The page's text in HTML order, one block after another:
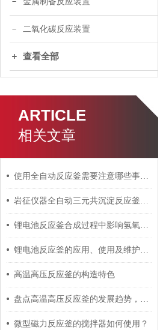
二氧化碳反应装置
查看全部
ARTICLE
相关文章
使用全自动反应釜需要注意哪些事项？
岩征仪器全自动三元共沉淀反应釜工作原理
锂电池反应釜合成过程中影响氢氧化物形貌的因素
锂电池反应釜的应用、使用及维护解析
高温高压反应釜的构造特色
盘点高温高压反应釜的发展趋势，大概为以下三个方向
微型磁力反应釜的搅拌器如何使用？